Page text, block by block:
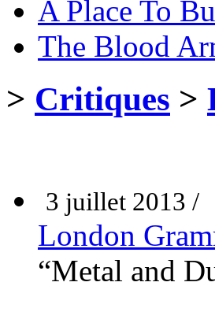
A Place To
The Blood
> Critiques >
3 juillet 2013 /
London
“Metal and